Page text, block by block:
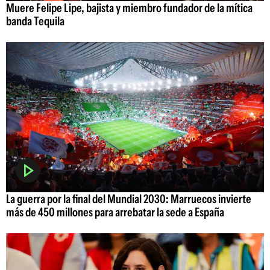
Muere Felipe Lipe, bajista y miembro fundador de la mítica
banda Tequila
La guerra por la final del Mundial 2030: Marruecos invierte
más de 450 millones para arrebatar la sede a España